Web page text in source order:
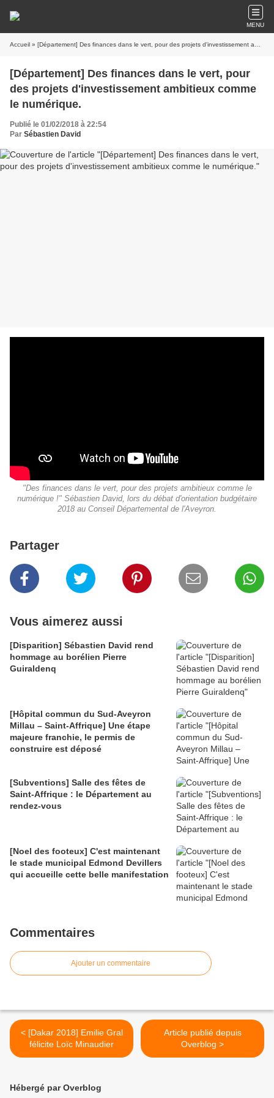
MENU
Accueil » [Département] Des finances dans le vert, pour des projets d'investissement ambitieux comme le numérique.
[Département] Des finances dans le vert, pour
des projets d'investissement ambitieux comme
le numérique.
Publié le 01/02/2018 à 22:54
Par Sébastien David
"Des finances dans le vert, pour des projets ambitieux comme le
numérique !" Sébastien David, lors du débat d'orientation budgétaire
2018 au Conseil Départemental de l'Aveyron.
Partager
Vous aimerez aussi
[Disparition] Sébastien David rend
hommage au borélien Pierre
Guiraldenq
[Hôpital commun du Sud-Aveyron
Millau – Saint-Affrique] Une étape
majeure franchie, le permis de
construire est déposé
[Subventions] Salle des fêtes de
Saint-Affrique : le Département au
rendez-vous
[Noel des footeux] C'est maintenant
le stade municipal Edmond Devillers
qui accueille cette belle manifestation
Commentaires
Ajouter un commentaire
< [Dakar 2018] Emilie Gral
félicite Loïc Minaudier
Article publié depuis
Overblog >
Hébergé par Overblog